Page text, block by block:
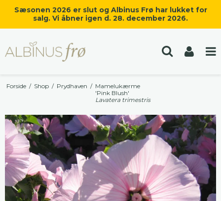
Sæsonen 2026 er slut og Albinus Frø har lukket for
salg. Vi åbner igen d. 28. december 2026.
Forside / Shop / Prydhaven / Mamelukærme
'Pink Blush'
Lavatera trimestris